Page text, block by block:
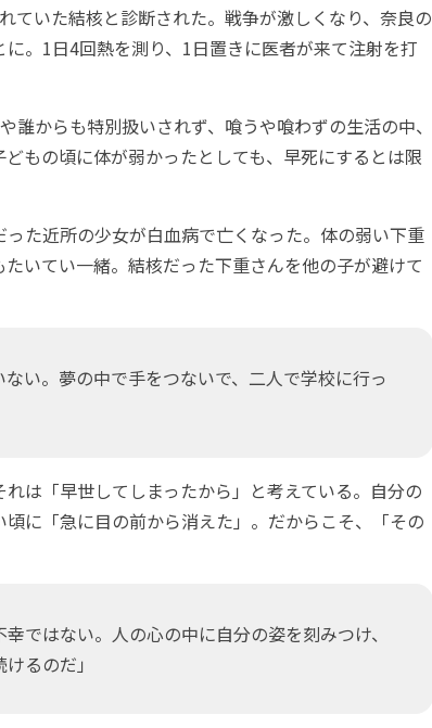
ていた結核と診断された。戦争が激しくなり、奈良の
。1日4回熱を測り、1日置きに医者が来て注射を打
からも特別扱いされず、喰うや喰わずの生活の中、
もの頃に体が弱かったとしても、早死にするとは限
た近所の少女が白血病で亡くなった。体の弱い下重
いてい一緒。結核だった下重さんを他の子が避けて
い。夢の中で手をつないで、二人で学校に行っ
は「早世してしまったから」と考えている。自分の
に「急に目の前から消えた」。だからこそ、「その
ではない。人の心の中に自分の姿を刻みつけ、
るのだ」